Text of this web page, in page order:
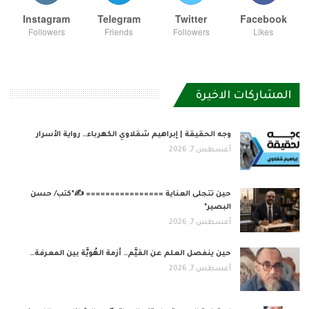
Facebook
Likes
Twitter
Followers
Telegram
Friends
Instagram
Followers
المشاركات الاخيرة
وجه الحقيقة | إبراهيم شقلاوي الكهرباء… رواية الأسرار
أغسطس 7, 2026
حين تتجلى العناية ================ ✍️*كتب/ حسن
البصير*
أغسطس 7, 2026
حين ينفصل العلم عن القيَّم… أزمة الهُويَّة بين المعرفة…
أغسطس 7, 2026